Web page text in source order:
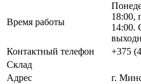
Время работы
18:00,
14:00.
Контактный телефон
+375
Склад
Адрес
г.